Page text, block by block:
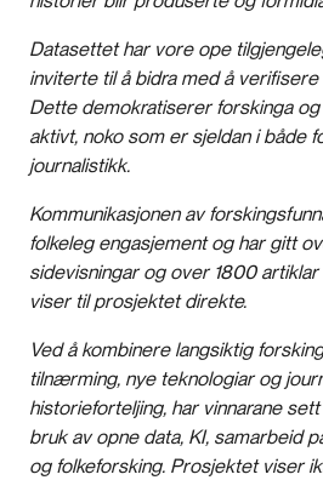
Datasettet har vore ope
inviterte til å bidra med å
Dette demokratiserer forskinga
aktivt, noko som er sjeldan i både
journalistikk.
Kommunikasjonen av
folkeleg engasjement og har gitt
sidevisningar og over 1800
viser til prosjektet direkte.
Ved å kombinere langsiktig
tilnærming, nye teknologiar og
historieforteljing, har vinnarane
bruk av opne data, KI, samarbeid
og folkeforsking. Prosjektet viser